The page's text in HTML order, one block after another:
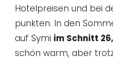
Hotelpreisen und bei
punkten. In den
auf Symi im Schnitt
schön warm, aber